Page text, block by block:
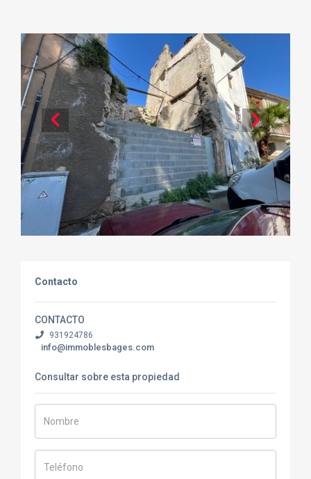
Contacto
CONTACTO
931924786
info@immoblesbages.com
Consultar sobre esta propiedad